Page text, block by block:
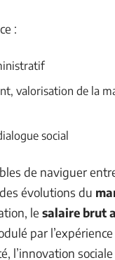
:
valorisation de la
social
de naviguer
évolutions du
le salaire brut
par
l’innovation